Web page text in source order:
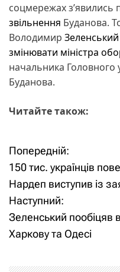
соцмережах з’явились
звільнення Буданова.
Володимир
змінювати міністра
начальника Головного
Буданова.
Читайте також:
Н
а
в
і
Попередній:
150 тис. українців
Нардеп виступив із
Наступний:
Зеленський пообіцяв
Харкову та Одесі